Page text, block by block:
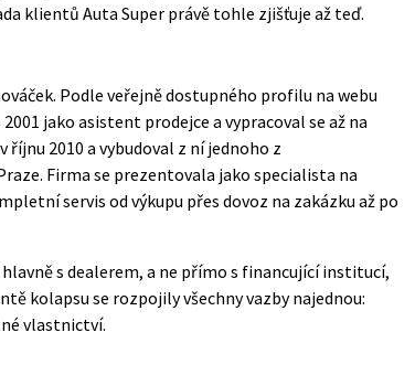
klientů Auta Super právě tohle zjišťuje až teď.
Podle veřejně dostupného profilu na webu
jako asistent prodejce a vypracoval se až na
říjnu 2010 a vybudoval z ní jednoho z
Firma se prezentovala jako specialista na
servis od výkupu přes dovoz na zakázku až po
s dealerem, a ne přímo s financující institucí,
kolapsu se rozpojily všechny vazby najednou:
vlastnictví.